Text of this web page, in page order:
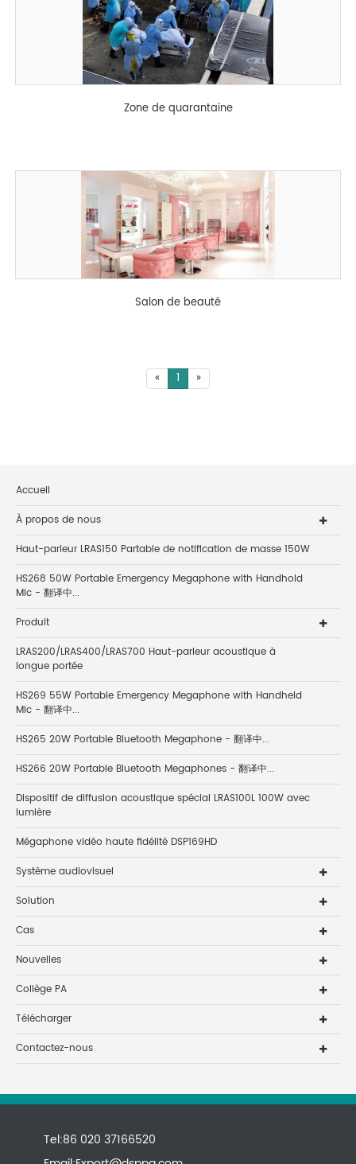
Zone de quarantaine
Salon de beauté
« 1 »
Accueil
À propos de nous
Haut-parleur LRAS150 Partable de notification de masse 150W
HS268 50W Portable Emergency Megaphone with Handhold
Mic - 翻译中...
Produit
LRAS200/LRAS400/LRAS700 Haut-parleur acoustique à
longue portée
HS269 55W Portable Emergency Megaphone with Handheld
Mic - 翻译中...
HS265 20W Portable Bluetooth Megaphone - 翻译中...
HS266 20W Portable Bluetooth Megaphones - 翻译中...
Dispositif de diffusion acoustique spécial LRAS100L 100W avec
lumière
Mégaphone vidéo haute fidélité DSP169HD
Système audiovisuel
Solution
Cas
Nouvelles
Collège PA
Télécharger
Contactez-nous
Tel:86 020 37166520